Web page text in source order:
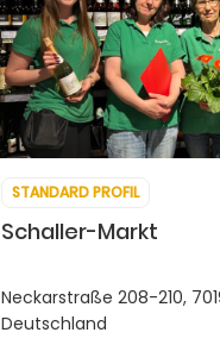
STANDARD PROFIL
Schaller-Markt
Neckarstraße 208-210,
Deutschland